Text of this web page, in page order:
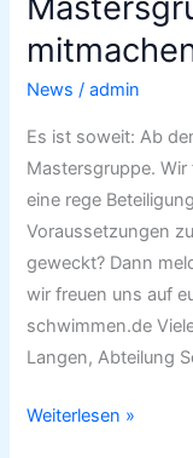
News /admin
Es ist soweit: Ab
Mastersgruppe.
eine rege
Voraussetzungen
geweckt? Dann
wir freuen uns auf
schwimmen.de
Langen, Abteilung
startet
jetzt
mitmachen!
Weiterlesen »